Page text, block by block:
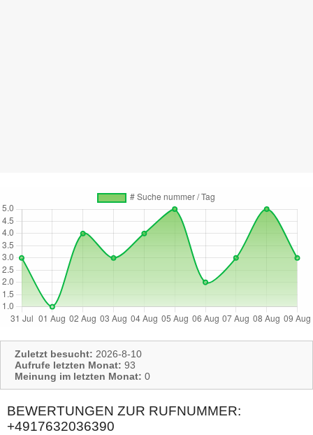
Zuletzt besucht: 2026-8-10
Aufrufe letzten Monat: 93
Meinung im letzten Monat: 0
BEWERTUNGEN ZUR RUFNUMMER:
+4917632036390